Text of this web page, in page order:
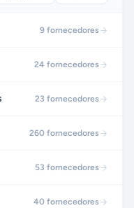
9 fornecedores
24 fornecedores
23 fornecedores
260 fornecedores
53 fornecedores
40 fornecedores